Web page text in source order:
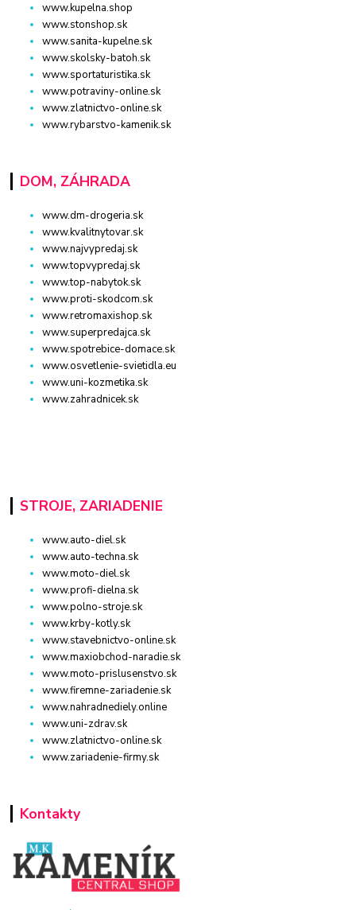
www.kupelna.shop
www.stonshop.sk
www.sanita-kupelne.sk
www.skolsky-batoh.sk
www.sportaturistika.sk
www.potraviny-online.sk
www.zlatnictvo-online.sk
www.rybarstvo-kamenik.sk
DOM, ZÁHRADA
www.dm-drogeria.sk
www.kvalitnytovar.sk
www.najvypredaj.sk
www.topvypredaj.sk
www.top-nabytok.sk
www.proti-skodcom.sk
www.retromaxishop.sk
www.superpredajca.sk
www.spotrebice-domace.sk
www.osvetlenie-svietidla.eu
www.uni-kozmetika.sk
www.zahradnicek.sk
STROJE, ZARIADENIE
www.auto-diel.sk
www.auto-techna.sk
www.moto-diel.sk
www.profi-dielna.sk
www.polno-stroje.sk
www.krby-kotly.sk
www.stavebnictvo-online.sk
www.maxiobchod-naradie.sk
www.moto-prislusenstvo.sk
www.firemne-zariadenie.sk
www.nahradnediely.online
www.uni-zdrav.sk
www.zlatnictvo-online.sk
www.zariadenie-firmy.sk
Kontakty